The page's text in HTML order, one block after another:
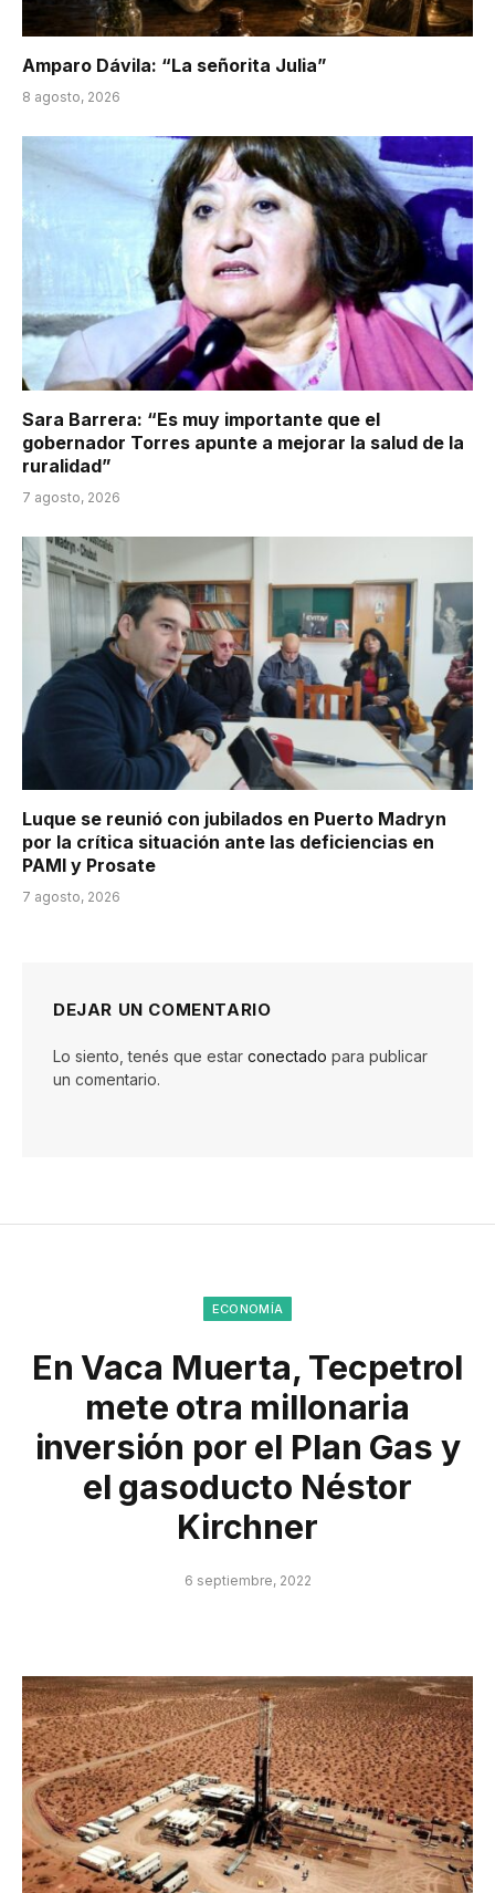
Amparo Dávila: “La señorita Julia”
8 agosto, 2026
Sara Barrera: “Es muy importante que el
gobernador Torres apunte a mejorar la salud de la
ruralidad”
7 agosto, 2026
Luque se reunió con jubilados en Puerto Madryn
por la crítica situación ante las deficiencias en
PAMI y Prosate
7 agosto, 2026
DEJAR UN COMENTARIO
Lo siento, tenés que estar conectado para publicar
un comentario.
ECONOMÍA
En Vaca Muerta, Tecpetrol
mete otra millonaria
inversión por el Plan Gas y
el gasoducto Néstor
Kirchner
6 septiembre, 2022